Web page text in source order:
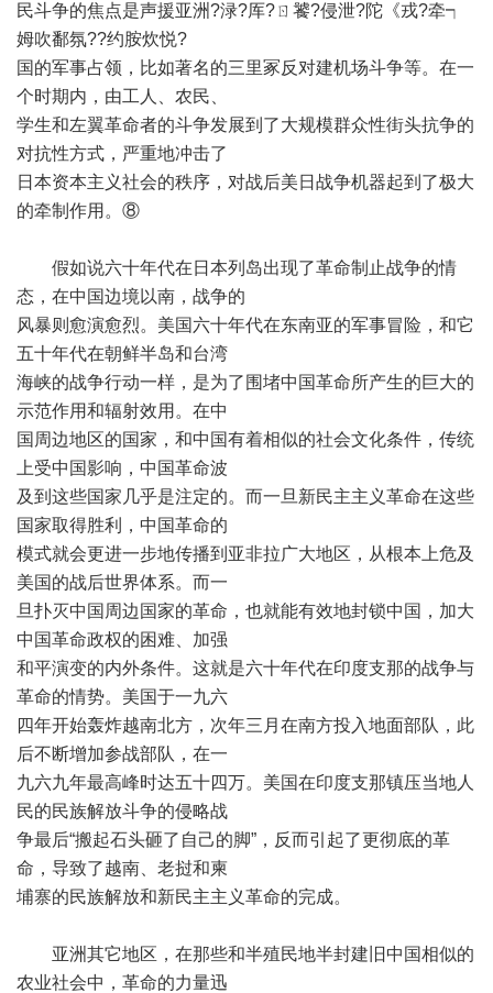
民斗争的焦点是声援亚洲?渌?厍?ㄖ饕?侵泄?陀《戎?牵┑
姆吹鄱氛??约胺炊悦?
国的军事占领，比如著名的三里冢反对建机场斗争等。在一
个时期内，由工人、农民、
学生和左翼革命者的斗争发展到了大规模群众性街头抗争的
对抗性方式，严重地冲击了
日本资本主义社会的秩序，对战后美日战争机器起到了极大
的牵制作用。⑧
假如说六十年代在日本列岛出现了革命制止战争的情
态，在中国边境以南，战争的
风暴则愈演愈烈。美国六十年代在东南亚的军事冒险，和它
五十年代在朝鲜半岛和台湾
海峡的战争行动一样，是为了围堵中国革命所产生的巨大的
示范作用和辐射效用。在中
国周边地区的国家，和中国有着相似的社会文化条件，传统
上受中国影响，中国革命波
及到这些国家几乎是注定的。而一旦新民主主义革命在这些
国家取得胜利，中国革命的
模式就会更进一步地传播到亚非拉广大地区，从根本上危及
美国的战后世界体系。而一
旦扑灭中国周边国家的革命，也就能有效地封锁中国，加大
中国革命政权的困难、加强
和平演变的内外条件。这就是六十年代在印度支那的战争与
革命的情势。美国于一九六
四年开始轰炸越南北方，次年三月在南方投入地面部队，此
后不断增加参战部队，在一
九六九年最高峰时达五十四万。美国在印度支那镇压当地人
民的民族解放斗争的侵略战
争最后“搬起石头砸了自己的脚”，反而引起了更彻底的革
命，导致了越南、老挝和柬
埔寨的民族解放和新民主主义革命的完成。
亚洲其它地区，在那些和半殖民地半封建旧中国相似的
农业社会中，革命的力量迅